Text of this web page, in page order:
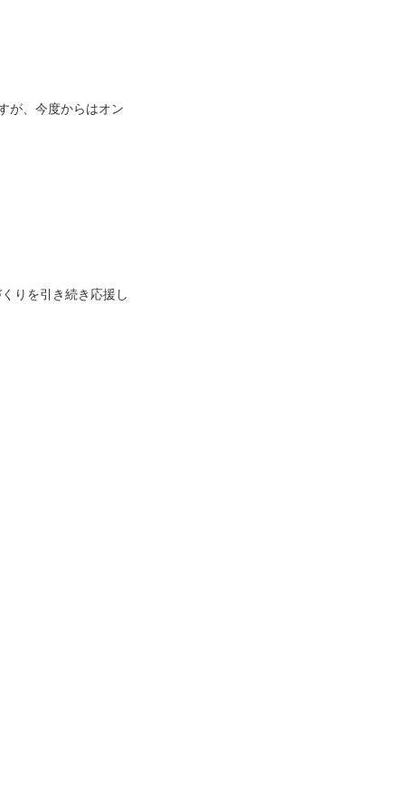
が、今度からはオン
りを引き続き応援し